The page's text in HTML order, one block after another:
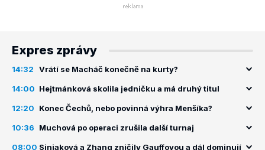
Expres zprávy
14:32 Vrátí se Macháč konečně na kurty?
14:00 Hejtmánková skolila jedničku a má druhý titul
12:20 Konec Čechů, nebo povinná výhra Menšíka?
10:36 Muchová po operaci zrušila další turnaj
08:00 Siniaková a Zhang zničily Gauffovou a dál dominují